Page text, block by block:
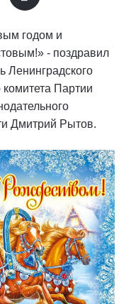
годом и
- поздравил
Ленинградского
комитета Партии
Дмитрий Рытов.